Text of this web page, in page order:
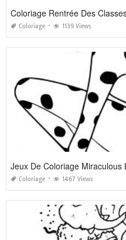
Coloriage Rentrée Des
Coloriage 1139 Views
Jeux De Coloriage Miraculous
Coloriage 1467 Views